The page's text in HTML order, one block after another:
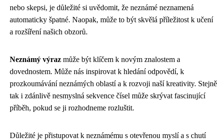
nebo skepsi, je důležité si uvědomit, že neznámé neznamená
automaticky špatné. Naopak, může to být skvělá příležitost k učení
a rozšíření našich obzorů.
Neznámý výraz může být klíčem k novým znalostem a
dovednostem. Může nás inspirovat k hledání odpovědí, k
prozkoumávání neznámých oblastí a k rozvoji naší kreativity. Stejně
tak i zdánlivě nesmyslná sekvence čísel může skrývat fascinující
příběh, pokud se ji rozhodneme rozluštit.
Důležité je přistupovat k neznámému s otevřenou myslí a s chutí